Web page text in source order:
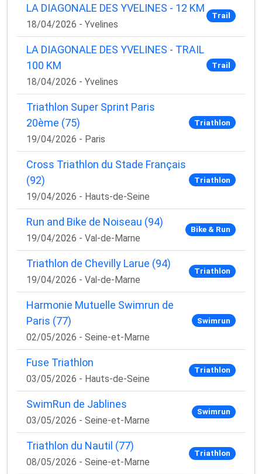
LA DIAGONALE DES YVELINES - 12 KM
18/04/2026 - Yvelines
Trail
LA DIAGONALE DES YVELINES - TRAIL
100 KM
18/04/2026 - Yvelines
Trail
Triathlon Super Sprint Paris
20ème (75)
19/04/2026 - Paris
Triathlon
Cross Triathlon du Stade Français
(92)
19/04/2026 - Hauts-de-Seine
Triathlon
Run and Bike de Noiseau (94)
19/04/2026 - Val-de-Marne
Bike & Run
Triathlon de Chevilly Larue (94)
19/04/2026 - Val-de-Marne
Triathlon
Harmonie Mutuelle Swimrun de
Paris (77)
02/05/2026 - Seine-et-Marne
Swimrun
Fuse Triathlon
03/05/2026 - Hauts-de-Seine
Triathlon
SwimRun de Jablines
03/05/2026 - Seine-et-Marne
Swimrun
Triathlon du Nautil (77)
08/05/2026 - Seine-et-Marne
Triathlon